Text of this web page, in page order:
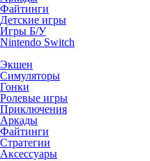
Файтинги
Детские игры
Игры Б/У
Nintendo Switch
Экшен
Симуляторы
Гонки
Ролевые игры
Приключения
Аркады
Файтинги
Стратегии
Аксессуары